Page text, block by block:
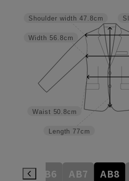
Length 77cm
Waist 50.8cm
Width 56.8cm
Shoulder width 47.8cm
AB6 AB7 AB8